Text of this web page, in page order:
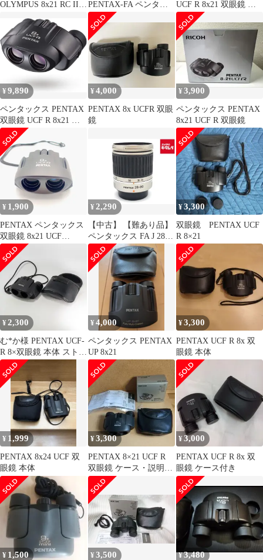
OLYMPUS 8x21 RC II 2
PENTAX-FA ペンタッ
クス 31mm F1.8 AL
Limited ブラック 返品
不可 6-42
UCF R 8x21 双眼鏡 本
体
¥9,890
ペンタックス PENTAX
双眼鏡 UCF R 8x21 野
鳥観察 ライブ、スポー
ツ観戦 小型軽量210g 倍
率8倍 ケース・ストラ
ップ付 62239 | 【野鳥観
察】【ライブ、スポー
ツ観戦】 【倍率8倍】
【小型軽量210g】【高
級プリズム Bak4搭pms
¥4,000
PENTAX 8x UCFR 双眼
鏡
¥3,900
ペンタックス PENTAX
8x21 UCF R 双眼鏡
¥ 1,900
PENTAX ペンタックス
双眼鏡 8x21 UCF
R【MY360】
¥ 2,290
【中古】 【難あり品】
ペンタックス FA J 28-
80mm F3.5-5.6 AL
¥3,300
双眼鏡 PENTAX UCF
R 8×21
¥2,300
む*か様 PENTAX UCF-
R 8×双眼鏡 本体 ストラ
ップ ケース付
¥4,000
ペンタックス PENTAX
UP 8x21
¥3,300
PENTAX UCF R 8x 双
眼鏡 本体
¥ 1,999
PENTAX 8x24 UCF 双
眼鏡 本体
¥3,300
PENTAX 8×21 UCF R
双眼鏡 ケース・説明書
付き
¥3,000
PENTAX UCF R 8x 双
眼鏡 ケース付き
¥ 1,500 ¥3,500 ¥3,480